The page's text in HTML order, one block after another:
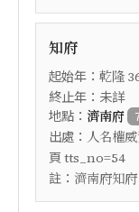
知府
起始年： 乾隆
終止年：未詳
地點： 濟南府
出處： 人名權
頁 tts_no=54
註： 濟南府知府